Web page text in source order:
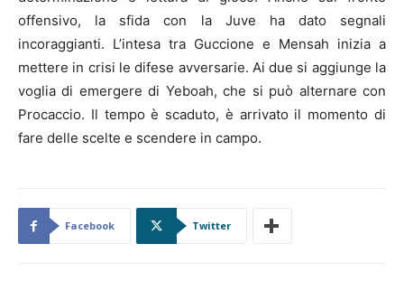
offensivo, la sfida con la Juve ha dato segnali
incoraggianti. L’intesa tra Guccione e Mensah inizia a
mettere in crisi le difese avversarie. Ai due si aggiunge la
voglia di emergere di Yeboah, che si può alternare con
Procaccio. Il tempo è scaduto, è arrivato il momento di
fare delle scelte e scendere in campo.
Facebook Twitter